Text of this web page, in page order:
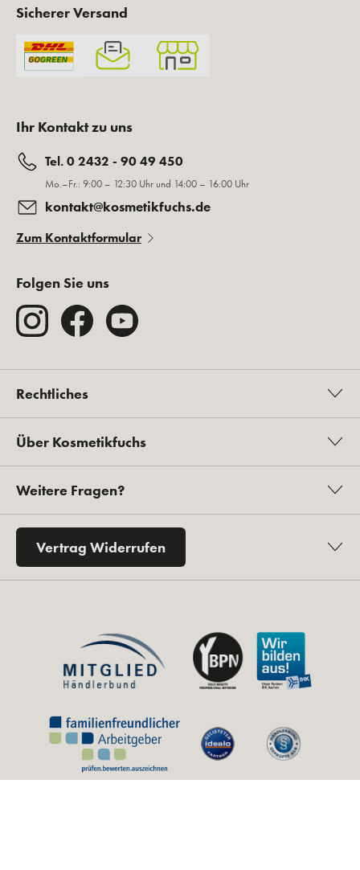
Sicherer Versand
Ihr Kontakt zu uns
Tel. 0 2432 - 90 49 450
Mo.–Fr.: 9:00 – 12:30 Uhr und 14:00 – 16:00 Uhr
kontakt@kosmetikfuchs.de
Zum Kontaktformular
Folgen Sie uns
Rechtliches
Über Kosmetikfuchs
Weitere Fragen?
Vertrag Widerrufen